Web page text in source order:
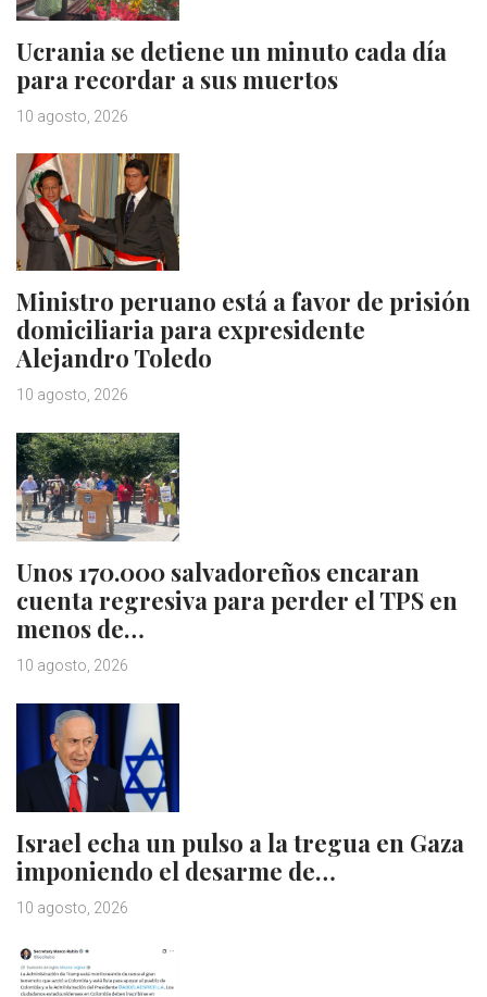
Ucrania se detiene un minuto cada día
para recordar a sus muertos
10 agosto, 2026
Ministro peruano está a favor de prisión
domiciliaria para expresidente
Alejandro Toledo
10 agosto, 2026
Unos 170.000 salvadoreños encaran
cuenta regresiva para perder el TPS en
menos de…
10 agosto, 2026
Israel echa un pulso a la tregua en Gaza
imponiendo el desarme de…
10 agosto, 2026